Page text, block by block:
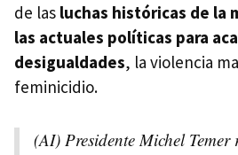
de las luchas históricas de la
las actuales políticas para
desigualdades, la violencia
feminicidio.
(AI) Presidente Michel